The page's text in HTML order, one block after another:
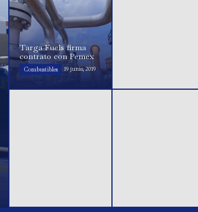
Targa Fuels firma
contrato con Pemex
Combustibles 19 junio, 2019